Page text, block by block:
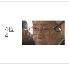
4位
4